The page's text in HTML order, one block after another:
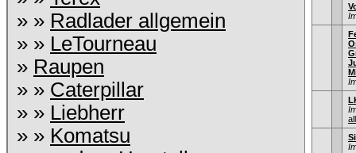
» » Radlader allgemein
» » LeTourneau
» Raupen
» » Caterpillar
» » Liebherr
» » Komatsu